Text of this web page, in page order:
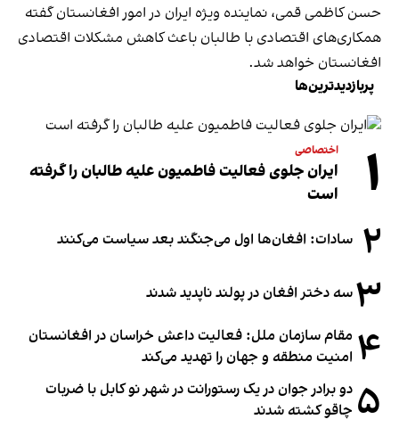
حسن کاظمی قمی، نماینده ویژه ایران در امور افغانستان گفته
همکاری‌های اقتصادی با طالبان باعث کاهش مشکلات اقتصادی
افغانستان خواهد شد.
پربازدیدترین‌ها
۱ اختصاصی
ایران جلوی فعالیت فاطمیون علیه طالبان را گرفته
است
۲ سادات: افغان‌ها اول می‌جنگند بعد سیاست می‌کنند
۳سه دختر افغان در پولند ناپدید شدند
۴ مقام سازمان ملل: فعالیت داعش خراسان در افغانستان
امنیت منطقه و جهان را تهدید می‌کند
۵ دو برادر جوان در یک رستورانت در شهر نو کابل با ضربات
چاقو کشته شدند